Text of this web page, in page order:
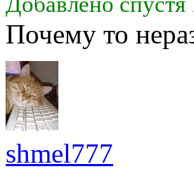
Почему то
shmel777